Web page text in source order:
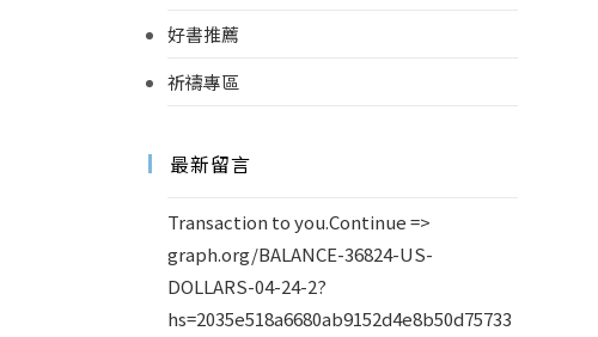
好書推薦
祈禱專區
最新留言
Transaction to you.Continue =>
graph.org/BALANCE-36824-US-
DOLLARS-04-24-2?
hs=2035e518a6680ab9152d4e8b50d75733